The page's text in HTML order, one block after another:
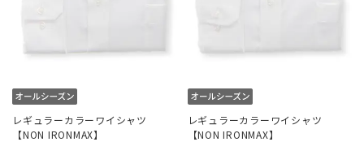
レギュラーカラーワイシャツ
【NON IRONMAX】
レギュラーカラーワイシャツ
【NON IRONMAX】